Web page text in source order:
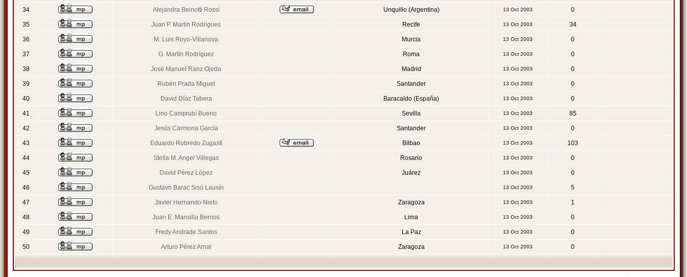
34 Alejandra Beinotti Rossi Unquillo (Argentina) 13 Oct 2003 0
35 Juan P. Martín Rodrigues Recife 13 Oct 2003 34
36 M. Luis Royo-Villanova Murcia 13 Oct 2003 0
37 G. Martín Rodríguez Roma 13 Oct 2003 0
38 José Manuel Ranz Ojeda Madrid 13 Oct 2003 0
39 Rubén Prada Miguel Santander 13 Oct 2003 0
40 David Díaz Tabera Baracaldo (España) 13 Oct 2003 0
41 Lino Camprubí Bueno Sevilla 13 Oct 2003 85
42 Jesús Carmona García Santander 13 Oct 2003 0
43 Eduardo Robredo Zugasti Bilbao 13 Oct 2003 103
44 Stella M. Angel Villegas Rosario 13 Oct 2003 0
45 David Pérez López Juárez 13 Oct 2003 0
46 Gustavo Barac Sisó Lausín 13 Oct 2003 5
47 Javier Hernando Nieto Zaragoza 13 Oct 2003 1
48 Juan E. Mansilla Berrios Lima 13 Oct 2003 0
49 Fredy Andrade Santos La Paz 13 Oct 2003 0
50 Arturo Pérez Arnal Zaragoza 13 Oct 2003 0